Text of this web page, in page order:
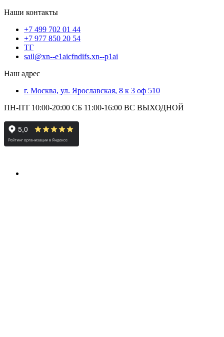
Наши контакты
+7 499 702 01 44
+7 977 850 20 54
ТГ
sail@xn--e1aicfndifs.xn--p1ai
Наш адрес
г. Москва, ул. Ярославская, 8 к 3 оф 510
ПН-ПТ 10:00-20:00 СБ 11:00-16:00 ВС ВЫХОДНОЙ